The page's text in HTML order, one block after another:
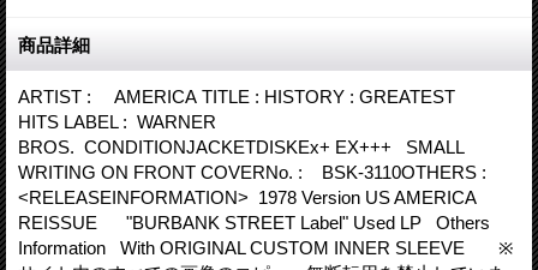
商品詳細
ARTIST : AMERICA TITLE : HISTORY : GREATEST
HITS LABEL : WARNER
BROS. CONDITIONJACKETDISKEx+ EX+++ SMALL
WRITING ON FRONT COVERNo. : BSK-3110OTHERS :
<RELEASEINFORMATION> 1978 Version US AMERICA
REISSUE "BURBANK STREET Label" Used LP Others
Information With ORIGINAL CUSTOM INNER SLEEVE ※